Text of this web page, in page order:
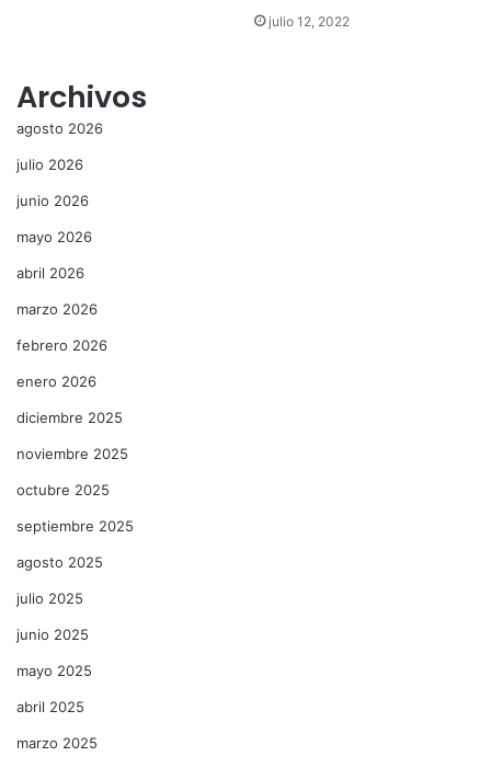
julio 12, 2022
Archivos
agosto 2026
julio 2026
junio 2026
mayo 2026
abril 2026
marzo 2026
febrero 2026
enero 2026
diciembre 2025
noviembre 2025
octubre 2025
septiembre 2025
agosto 2025
julio 2025
junio 2025
mayo 2025
abril 2025
marzo 2025